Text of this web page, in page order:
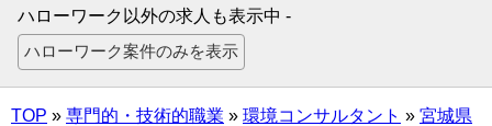
ハローワーク以外の求人も表示中 -
TOP » 専門的・技術的職業 » 環境コンサルタント » 宮城県